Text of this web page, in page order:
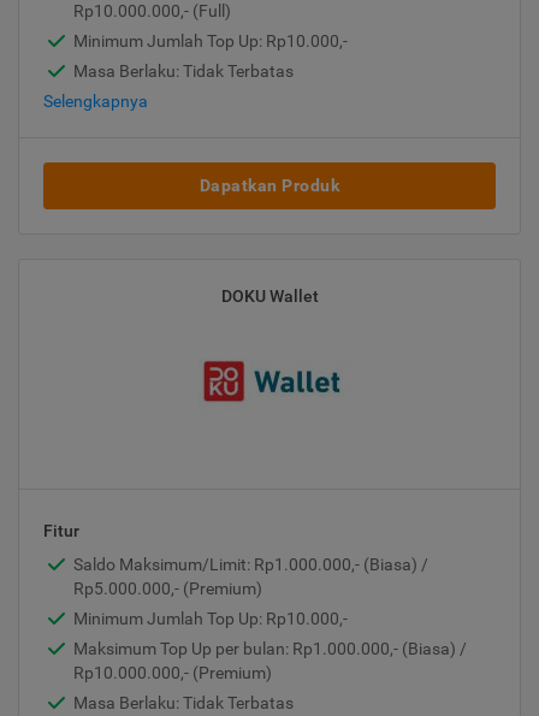
Rp10.000.000,- (Full)
Minimum Jumlah Top Up: Rp10.000,-
Masa Berlaku: Tidak Terbatas
Selengkapnya
Dapatkan Produk
DOKU Wallet
Fitur
Saldo Maksimum/Limit: Rp1.000.000,- (Biasa) /
Rp5.000.000,- (Premium)
Minimum Jumlah Top Up: Rp10.000,-
Maksimum Top Up per bulan: Rp1.000.000,- (Biasa) /
Rp10.000.000,- (Premium)
Masa Berlaku: Tidak Terbatas